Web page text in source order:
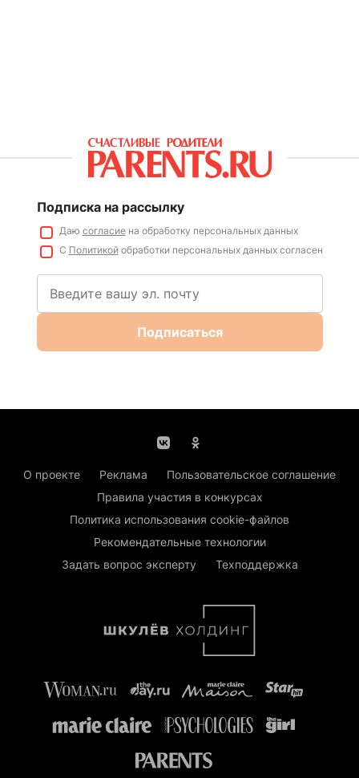
Подписка на рассылку
Даю согласиена обработку персональных данных
С Политикойобработки персональных данных согласен
Подписаться
О проекте Реклама
Пользовательское соглашение
Правила участия в конкурсах
Политика использования cookie-файлов
Рекомендательные технологии
Задать вопрос эксперту
Техподдержка